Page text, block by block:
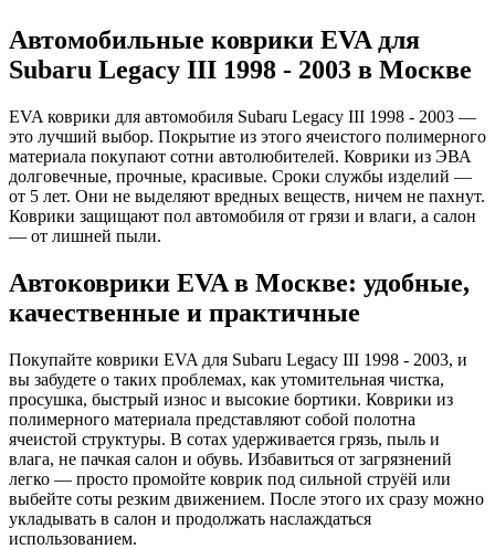
Автомобильные коврики EVA для
Subaru Legacy III 1998 - 2003 в Москве
EVA коврики для автомобиля Subaru Legacy III 1998 - 2003 —
это лучший выбор. Покрытие из этого ячеистого полимерного
материала покупают сотни автолюбителей. Коврики из ЭВА
долговечные, прочные, красивые. Сроки службы изделий —
от 5 лет. Они не выделяют вредных веществ, ничем не пахнут.
Коврики защищают пол автомобиля от грязи и влаги, а салон
— от лишней пыли.
Автоковрики EVA в Москве: удобные,
качественные и практичные
Покупайте коврики EVA для Subaru Legacy III 1998 - 2003, и
вы забудете о таких проблемах, как утомительная чистка,
просушка, быстрый износ и высокие бортики. Коврики из
полимерного материала представляют собой полотна
ячеистой структуры. В сотах удерживается грязь, пыль и
влага, не пачкая салон и обувь. Избавиться от загрязнений
легко — просто промойте коврик под сильной струёй или
выбейте соты резким движением. После этого их сразу можно
укладывать в салон и продолжать наслаждаться
использованием.